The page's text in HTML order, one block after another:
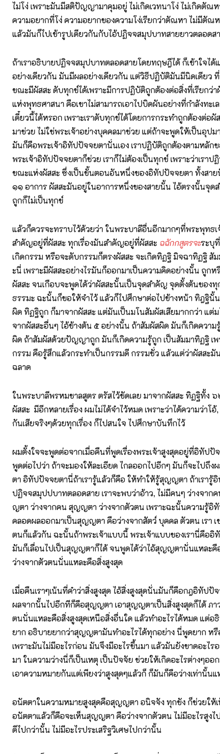
ไม่โง่ เพราะมันมีสติปัญญามาคุมอยู่ ไม่เกิดเวทนาโง่ ไม่เกิดตั
ความอยากที่โง่ ความอยากของความโง่เรียกว่าตัณหา ไม่มีตัณ
แล้วมันก็ไปเข้ารูปเดียวกันกับไอ้ปฏิจจสมุปบาทสายยาวตลอด
ถ้าเราอธิบายปฏิจจสมุปบาทตลอดสายโดยทฤษฎีได้ ก็เข้าใจได้
อย่างเดียวกัน มันมีผลอย่างเดียวกัน แต่วิธีปฏิบัติมันมีนิดเดียว
ขณะมีผัสสะ ดับทุกข์ได้เพราะมีการปฏิบัติถูกต้องต่อสิ่งที่เรียกว่
แห่งพุทธศาสนา คือเขาไม่สามารถเอาไปบิดผันอย่างที่กำลังทะเ
เดี๋ยวนี้ได้หรอก เพราะเราดับทุกข์ได้โดยการกระทำถูกต้องต่อผั
มาช่วย ไม่ใช่พระเจ้าอย่างบุคคลมาช่วย แต่ถ้าจะพูดให้เป็นอุปม
มันก็คือพระเจ้าอิทัปปัจจยตานั่นเอง เราปฏิบัติถูกต้องตามหลัก
พระเจ้าอิทัปปัจจยตาก็ช่วย เราก็ไม่ต้องเป็นทุกข์ เพราะว่าเรา
ขณะแห่งผัสสะ ซึ่งเป็นขั้นตอนอันหนึ่งของอิทัปปัจจยตา ทั้งสา
๑๑ อาการ ผัสสะมันอยู่ในอาการหนึ่งของสายนั้น ไอ้ตรงนั้นจุ
ถูกก็ไม่เป็นทุกข์
แล้วก็ควรจะทราบไว้ด้วยว่า ในพระบาลีอื่นอีกมากๆที่พระพุทธเ
สำคัญอยู่ที่ผัสสะ ทุกเรื่องมันสำคัญอยู่ที่ผัสสะ ฉฉักกสูตรจะระบุ
เกิดกรรม หรือจะดับกรรมก็ตรงผัสสะ จะเกิดทิฏฐิ มิจฉาทิฏฐิ สั
ะนี่ เพราะมีผัสสะอย่างไรมันก็ออกมาเป็นความคิดอย่างนั้น ถูก
ผัสสะ จนเกือบจะพูดได้ว่าผัสสะนั้นเป็นจุดสำคัญ จุดตั้งต้นของทุ
ธรรมะ ฉะนั้นก็ขอให้จำไว้ แล้วก็ไปศึกษาต่อไปข้างหน้า ทิฎฐินั้
ผิด ทิฏฐิถูก ก็มาจากผัสสะ แต่มันเป็นมโนสัมผัสเสียมากกว่า แต่
จากผัสสะอื่นๆ ไอ้ข้างต้น ๕ อย่างนั้น ถ้าสัมผัสผิด มันก็เกิดความ
ผิด ถ้าสัมผัสด้วยปัญญาถูก มันก็เกิดความรู้ถูก เป็นสัมมาทิฏฐิ เพ
กรรม คือรู้สึกแล้วกระทำเป็นกรรมดี กรรมชั่ว แล้วแต่ว่าผัสสะมั
ฉลาด
ในพระบาลีพรหมชาลสูตร ตรัสไว้ชัดเลย มาจากผัสสะ ทิฏฐิทั้ง
ผัสสะ มีอีกหลายเรื่อง ผมไม่ได้จำไว้หมด เพราะว่าได้ความว่าโ
กันเสียจริงๆด้วยทุกเรื่อง ก็ไปสนใจ ไปศึกษาบันทึกไว้
ผมตั้งใจจะพูดต่อจากเมื่อคืนที่พูดเรื่องพระเจ้าสูงสุดอยู่ที่อิทัปปั
พูดต่อไปว่า ถ้าจะมองให้ละเอียด ไกลออกไปอีกๆ มันก็จะไปถึ
ตา อิทัปปัจจยตานี่ถ้าเรารู้แล้วก็คือ ให้ทำให้รู้สุญญตา ถ้าเรารู้
ปฏิจจสมุปปบาทตลอดสาย เราจะพบว่าอ้าว, ไม่มีคนๆ ว่างจา
ญตา ว่างจากคน สุญญตา ว่างจากตัวตน เพราะฉะนั้นความรู้อิ
คลอดผลออกมาเป็นสุญญตา คือว่างจากสัตว์ บุคคล ตัวตน เรา เ
ตนก็แล้วกัน ฉะนั้นถ้าพระเจ้าแบบนี้ พระเจ้าแบบของเรานี่คืออิ
มันก็เลื่อนไปเป็นสุญญตาก็ได้ จนพูดได้ว่าไอ้สุญญตานั่นแหละคื
ว่างจากตัวตนนั่นแหละคือสิ่งสูงสุด
เมื่อคืนเราๆเน้นที่คำว่าสิ่งสูงสุด ไอ้สิ่งสูงสุดนั่นมันก็คือกฎอิทัป
ผลจากนั้นไปอีกทีก็คือสุญญตา เอาสุญญตาเป็นสิ่งสูงสุดก็ได้ ภา
ตนนั่นแหละคือสิ่งสูงสุดเหนือสิ่งอื่นใด แล้วทำอะไรได้หมด แต่อ
ยาก อธิบายยากว่าสุญญตามันทำอะไรได้ทุกอย่าง นี่พูดยาก ห
เพราะมันไม่มีอะไรก่อน มันจึงมีอะไรขึ้นมา แล้วมันยังขาดอะไร
มา ในความว่างนี่ก็เป็นเหตุ เป็นปัจจัย ช่วยให้เกิดอะไรต่างๆออ
เอาความหมายกันแต่เพียงว่าสูงสุดๆแล้วก็ ก็มันก็คือว่างเท่านั้
อนัตตาในความหมายสูงสุดคือสุญญตา อนิจจัง ทุกขัง ก็ช่วยให้
อนัตตาแล้วก็คือจะเห็นสุญญตา คือว่างจากตัวตน ไม่มีอะไรสูงไ
ดีไปกว่านั้น ไม่มีอะไรประเสริฐวิเศษไปกว่านั้น